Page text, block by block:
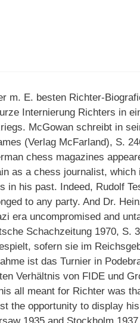
m. E. besten Richter-
Internierung Richters in
McGowan schreibt in
(Verlag McFarland), S.
chess magazines
as a chess journalist, which
in his past. Indeed, Rudolf
to any party. And Dr.
era uncompromised and
Schachzeitung 1970, S.
sofern sie im
ist das Turnier in
Verhältnis von FIDE und
all meant for Richter was
the opportunity to display